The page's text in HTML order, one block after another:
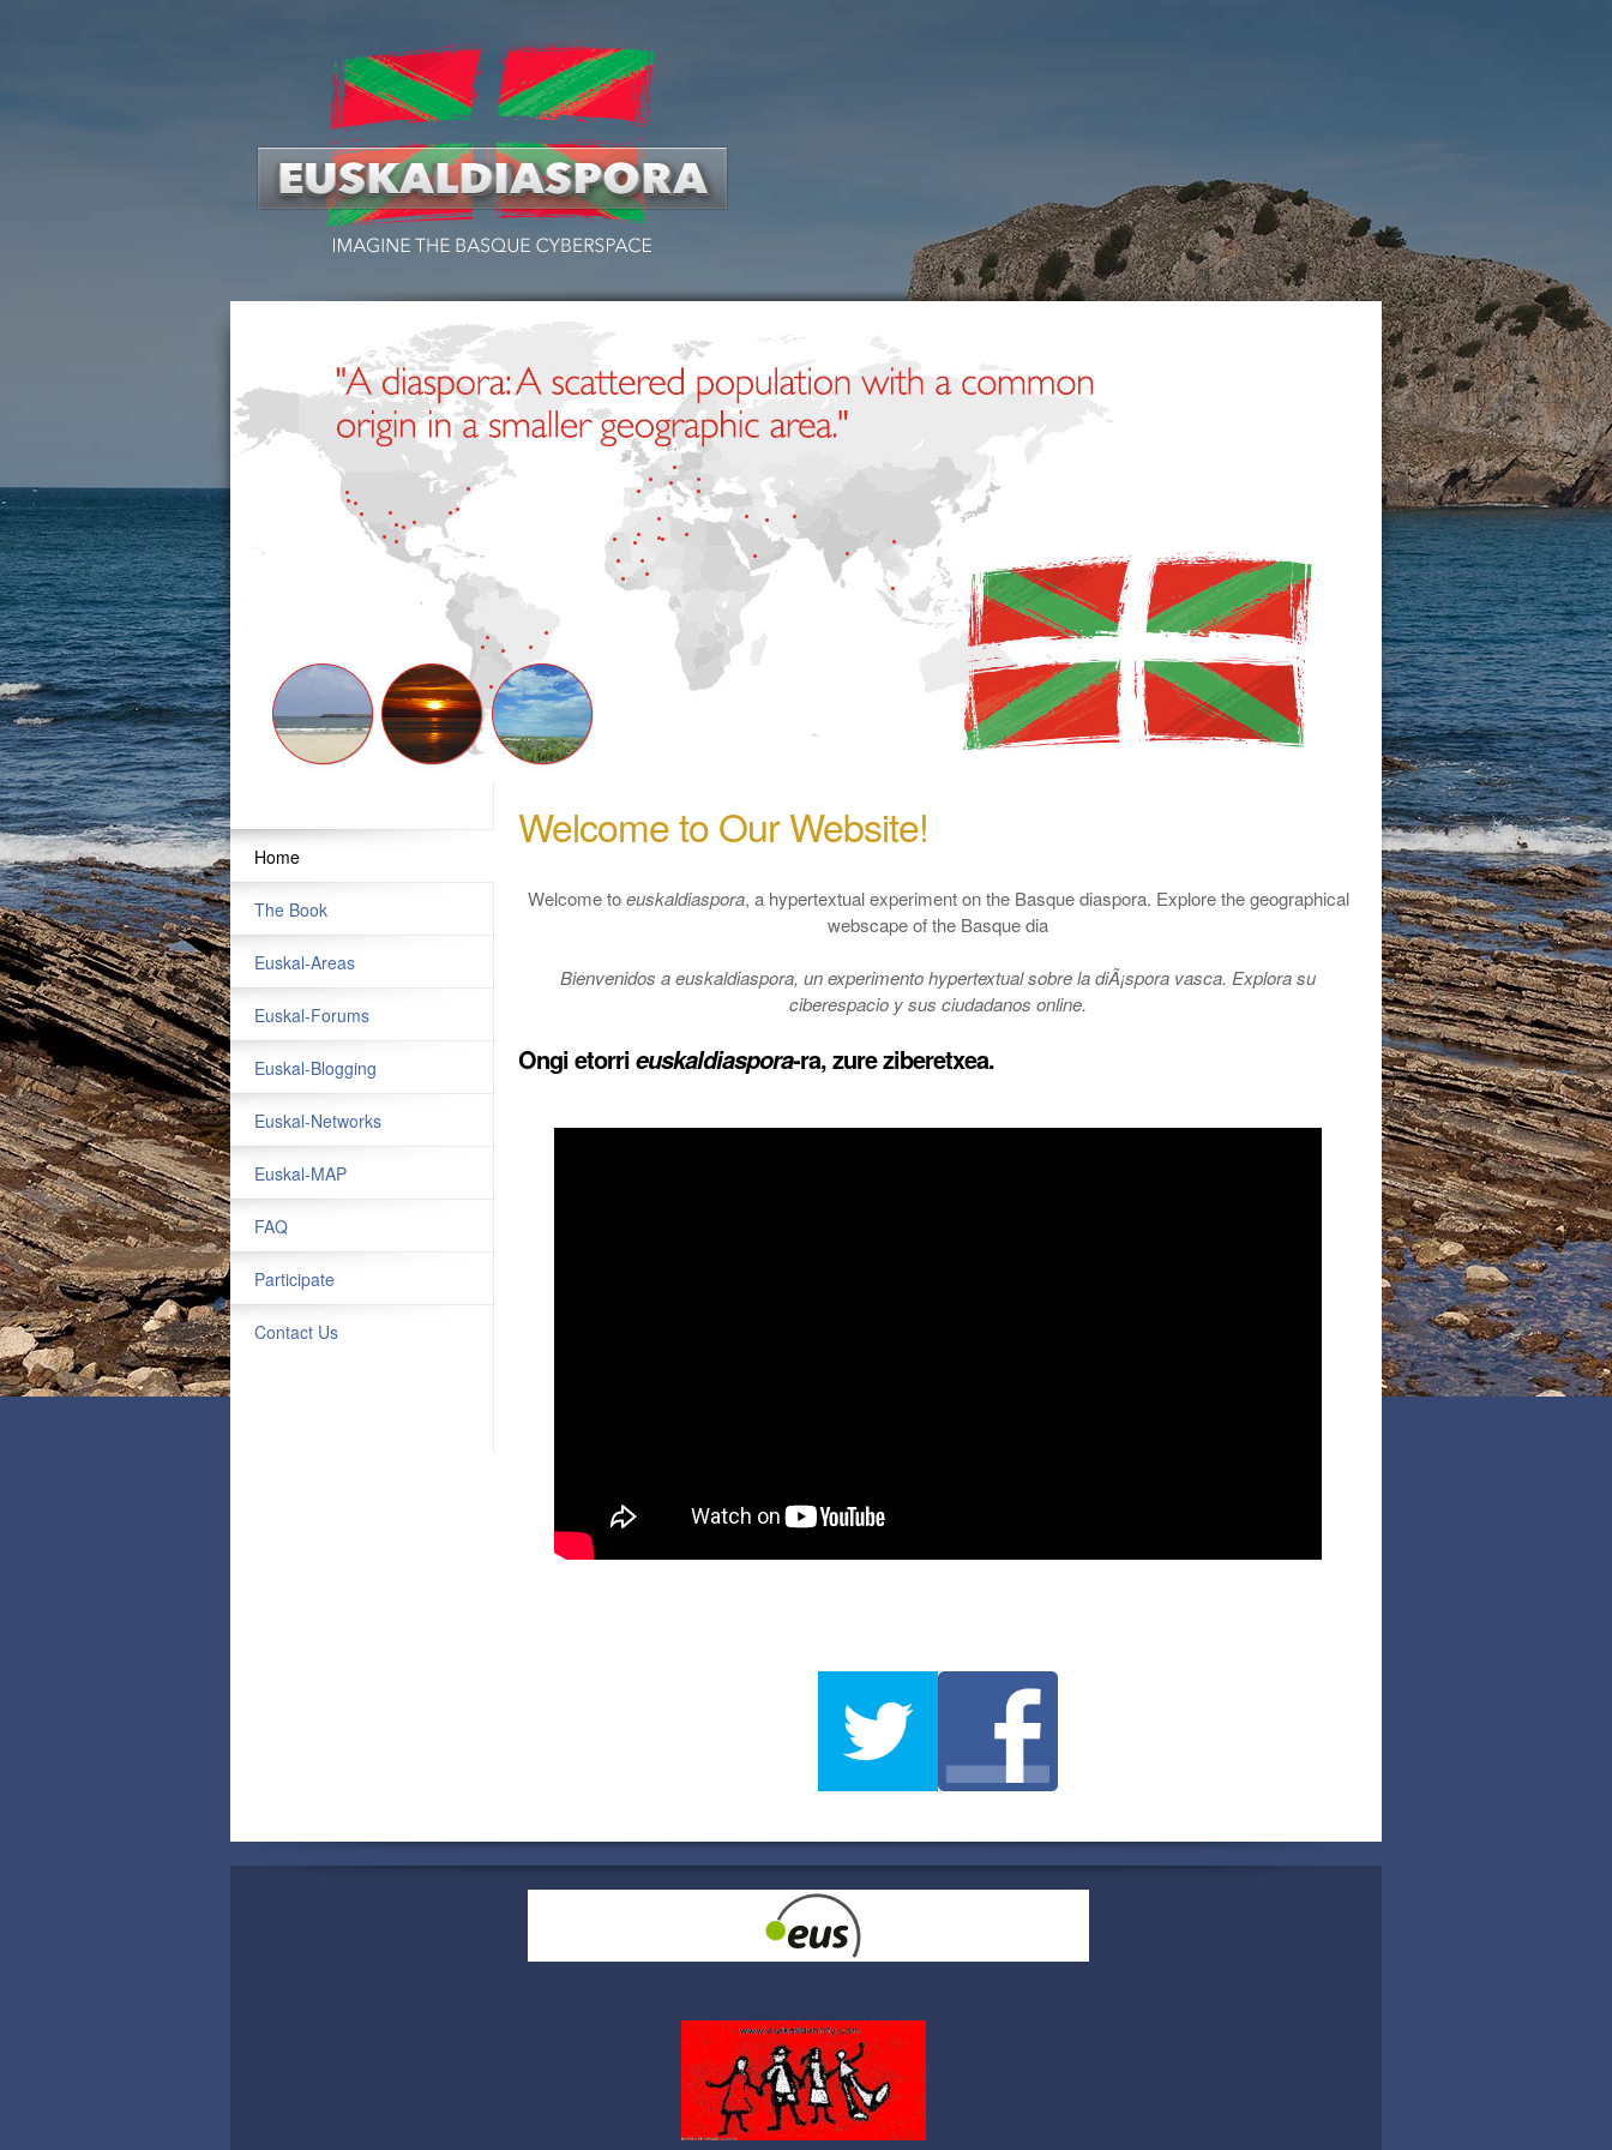
Home
The Book
Euskal-Areas
Euskal-Forums
Euskal-Blogging
Euskal-Networks
Euskal-MAP
FAQ
Participate
Contact Us
Welcome to Our Website!
Welcome toeuskaldiaspora, a hypertextual experiment on the Basque diaspora. Explore the geographical
webscape of the Basque dia
Bienvenidos a euskaldiaspora, un experimento hypertextual sobre la diÃ¡spora vasca. Explora su
ciberespacio y sus ciudadanos online.
Ongi etorrieuskaldiaspora-ra, zure ziberetxea.